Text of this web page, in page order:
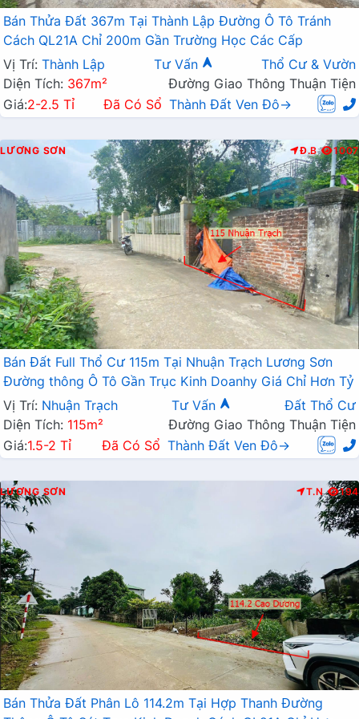
Bán Thửa Đất 367m Tại Thành Lập Đường Ô Tô Tránh
Cách QL21A Chỉ 200m Gần Trường Học Các Cấp
Vị Trí: Thành Lập Tư Vấn
Thổ Cư & Vườn
Diện Tích: 367m²
Đường Giao Thông Thuận Tiện
Giá:2-2.5 Tỉ Đã Có Sổ Thành Đất Ven Đô→
LƯƠNG SƠN Đ.B 1007
Bán Đất Full Thổ Cư 115m Tại Nhuận Trạch Lương Sơn
Đường thông Ô Tô Gần Trục Kinh Doanhy Giá Chỉ Hơn Tỷ
Vị Trí: Nhuận Trạch Tư Vấn
Đất Thổ Cư
Diện Tích: 115m²
Đường Giao Thông Thuận Tiện
Giá:1.5-2 Tỉ Đã Có Sổ Thành Đất Ven Đô→
LƯƠNG SƠN T.N 194
Bán Thửa Đất Phân Lô 114.2m Tại Hợp Thanh Đường